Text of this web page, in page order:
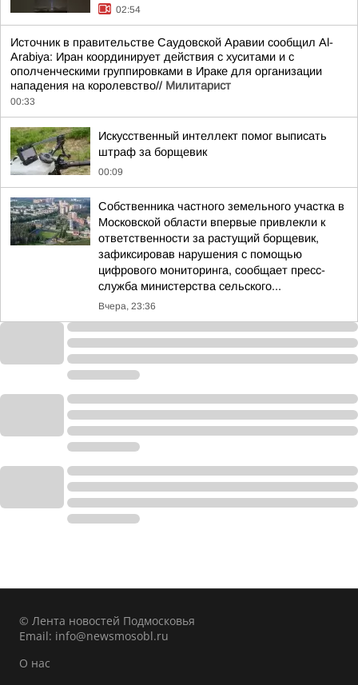
02:54
Источник в правительстве Саудовской Аравии сообщил Al-
Arabiya: Иран координирует действия с хуситами и с
ополченческими группировками в Ираке для организации
нападения на королевство// Милитарист
00:33
Искусственный интеллект помог выписать
штраф за борщевик
00:09
Собственника частного земельного участка в
Московской области впервые привлекли к
ответственности за растущий борщевик,
зафиксировав нарушения с помощью
цифрового мониторинга, сообщает пресс-
служба министерства сельского...
Вчера, 23:36
© Лента новостей Подмосковья
Email: info@newsmosobl.ru
О нас